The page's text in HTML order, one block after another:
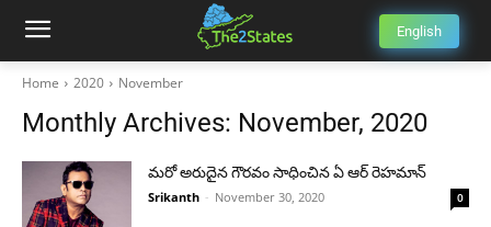
English
Home 2020 November
Monthly Archives: November, 2020
మరో అరుదైన గౌరవం సాధించిన ఏ ఆర్ రెహమాన్
Srikanth - November 30, 2020 0